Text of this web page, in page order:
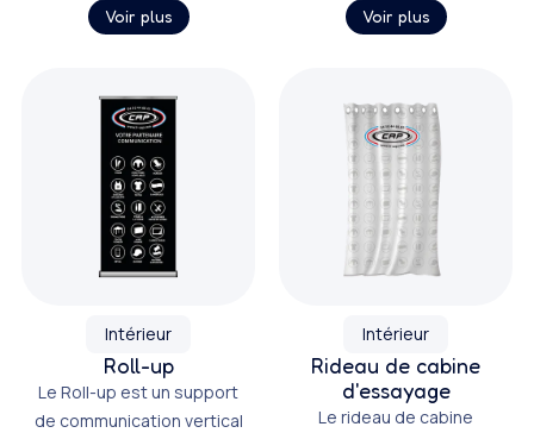
vertical offrant une grande
surface de communication.
Voir plus
imprimé sur différents
textiles, offrant une grande
Voir plus
Intérieur
Roll-up
Le Roll-up est un support
de communication vertical
Intérieur
Rideau de cabine
d'essayage
Le rideau de cabine